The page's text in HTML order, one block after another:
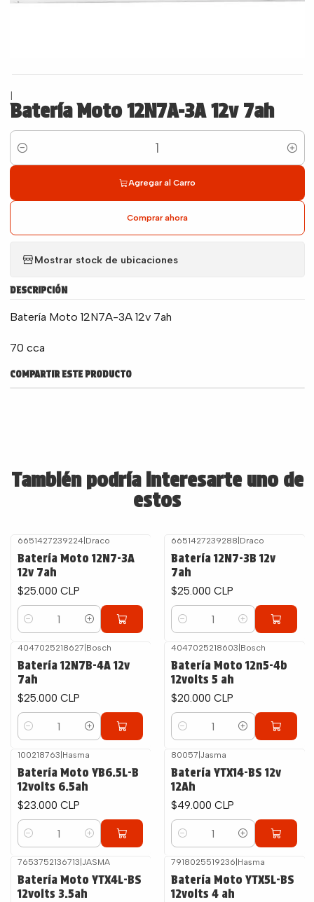
Batería Moto 12N7A-3A 12v 7ah
Cantidad
Agregar al Carro
Comprar ahora
Mostrar stock de ubicaciones
DESCRIPCIÓN
Batería Moto 12N7A-3A 12v 7ah
70 cca
COMPARTIR ESTE PRODUCTO
También podría interesarte uno de
estos
6651427239224| Draco
Batería Moto 12N7-3A
12v 7ah
$25.000 CLP
Cantidad
6651427239288 Draco
Batería 12N7-3B 12v
7ah
$25.000 CLP
Cantidad
4047025218627 Bosch
Batería 12N7B-4A 12v
7ah
$25.000 CLP
Cantidad
4047025218603 Bosch
Batería Moto 12n5-4b
12volts 5 ah
$20.000 CLP
Cantidad
100218763 Hasma
Batería Moto YB6.5L-B
12volts 6.5ah
$23.000 CLP
Cantidad
80057 Jasma
Batería YTX14-BS 12v
12Ah
$49.000 CLP
Cantidad
7653752136713 JASMA
Batería Moto YTX4L-BS
12volts 3.5ah
7918025519236 Hasma
Batería Moto YTX5L-BS
12volts 4 ah